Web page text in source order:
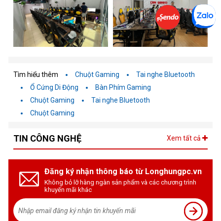
qua cổng USB, tương thích với nhiều hệ điều hành và thiết bị
Tìm hiểu thêm Chuột Gaming
Tai nghe Bluetooth
Ổ Cứng Di Động
Bàn Phím Gaming
Chuột Gaming
Tai nghe Bluetooth
Chuột Gaming
TIN CÔNG NGHỆ Xem tất cả
Đăng ký nhận thông báo từ Longhungpc.vn
Không bỏ lỡ hàng ngàn sản phẩm và các chương trình
khuyến mãi khác